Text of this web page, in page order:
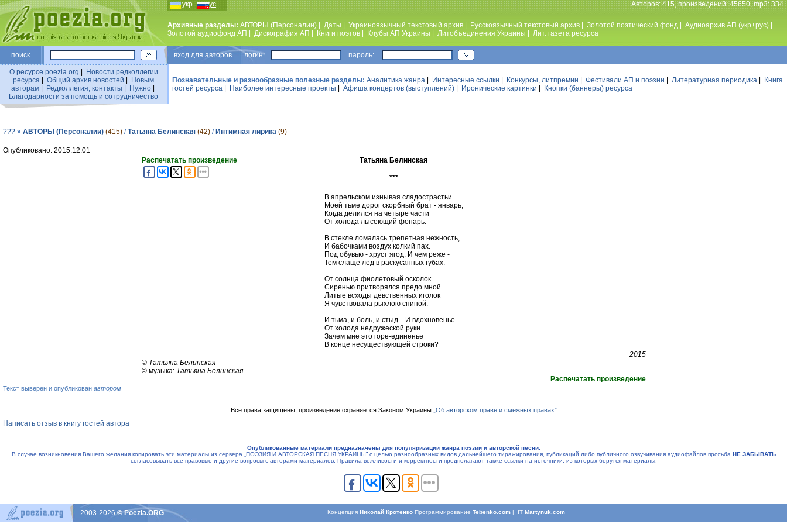
укр рус Авторов: 415, произведений: 45650, mp3: 334
Архивные разделы: АВТОРЫ (Персоналии) Даты Украиноязычный текстовый архив Русскоязычный текстовый архив Золотой поэтический фонд Аудиоархив АП (укр+рус)
Золотой аудиофонд АП
Дискография АП Книги поэтов Клубы АП Украины Литобъединения Украины Лит. газета ресурса
поиск вход для авторов логин: пароль:
О ресурсе poezia.org
Новости редколлегии
ресурса
Общий архив новостей
Новым
авторам| Редколлегия, контакты Нужно|
Благодарности за помощь и сотрудничество
Познавательные и разнообразные полезные разделы: Аналитика жанра Интересные ссылки Конкурсы, литпремии Фестивали АП и поэзии Литературная периодика
Книга
гостей ресурса
Наиболее интересные проекты Афиша концертов (выступлений) Иронические картинки Кнопки (баннеры) ресурса
??? » АВТОРЫ (Персоналии) (415) /Татьяна Белинская (42) / Интимная лирика (9)
Опубликовано: 2015.12.01
Распечатать произведение
Татьяна Белинская
***
В апрельском изнывая сладострастьи...
Моей тьме дорог скорбный брат - январь,
Когда делился на четыре части
От холода лысеющий фонарь.
В стекле ломалась трепетная нежность,
И бабочками воздух колкий пах.
Под обувью - хруст ягод. И чем реже -
Тем слаще лед в раскусанных губах.
От солнца фиолетовый осколок
Сиренью притворялся предо мной.
Литые всходы девственных иголок
Я чувствовала рыхлою спиной.
И тьма, и боль, и стыд... И вдохновенье
От холода недружеской руки.
Зачем мне это горе-единенье
В конце несуществующей строки?
2015
© Татьяна Белинская
© музыка: Татьяна Белинская
Распечатать произведение
Текст выверен и опубликован автором
Все права защищены, произведение охраняется Законом Украины „Об авторском праве и смежных правах”
Написать отзыв в книгу гостей автора
Опубликованные материали предназначены для популяризации жанра поэзии и авторской песни.
В случае возникновения Вашего желания копировать эти материалы из сервера „ПОЭЗИЯ И АВТОРСКАЯ ПЕСНЯ УКРАИНЫ” с целью разнообразных видов дальнейшего тиражирования, публикаций либо публичного озвучивания аудиофайлов просьба НЕ ЗАБЫВАТЬ
согласовывать все правовые и другие вопросы с авторами материалов. Правила вежливости и корректности предполагают также ссылки на источники, из которых берутся материалы.
КонцепцияНиколай Кротенко ПрограммированиеTebenko.com | ITMartynuk.com
2003-2026© Poezia.ORG